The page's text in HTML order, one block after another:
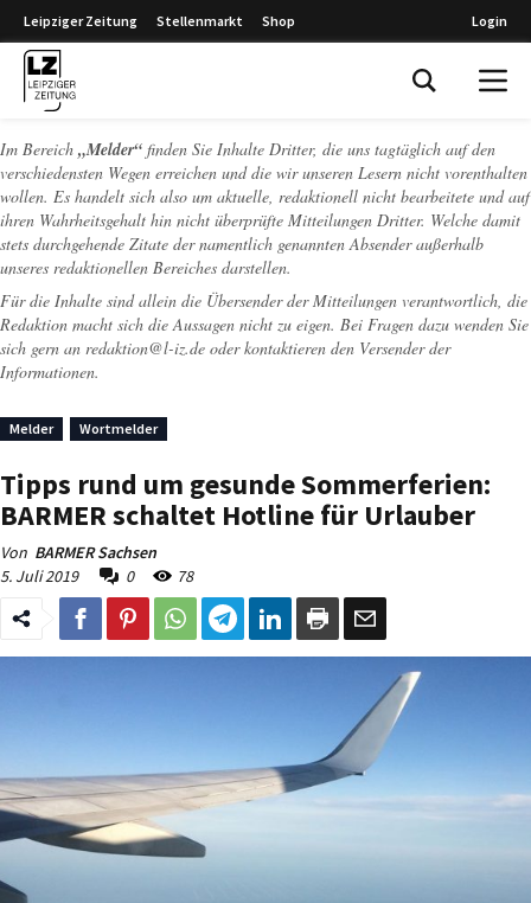
Leipziger Zeitung Stellenmarkt Shop Login
Im Bereich „Melder“ finden Sie Inhalte Dritter, die uns tagtäglich auf den
verschiedensten Wegen erreichen und die wir unseren Lesern nicht vorenthalten
wollen. Es handelt sich also um aktuelle, redaktionell nicht bearbeitete und auf
ihren Wahrheitsgehalt hin nicht überprüfte Mitteilungen Dritter. Welche damit
stets durchgehende Zitate der namentlich genannten Absender außerhalb
unseres redaktionellen Bereiches darstellen.
Für die Inhalte sind allein die Übersender der Mitteilungen verantwortlich, die
Redaktion macht sich die Aussagen nicht zu eigen. Bei Fragen dazu wenden Sie
sich gern an redaktion@l-iz.de oder kontaktieren den Versender der
Informationen.
Melder Wortmelder
Tipps rund um gesunde Sommerferien:
BARMER schaltet Hotline für Urlauber
Von BARMER Sachsen
5. Juli 2019
0 78